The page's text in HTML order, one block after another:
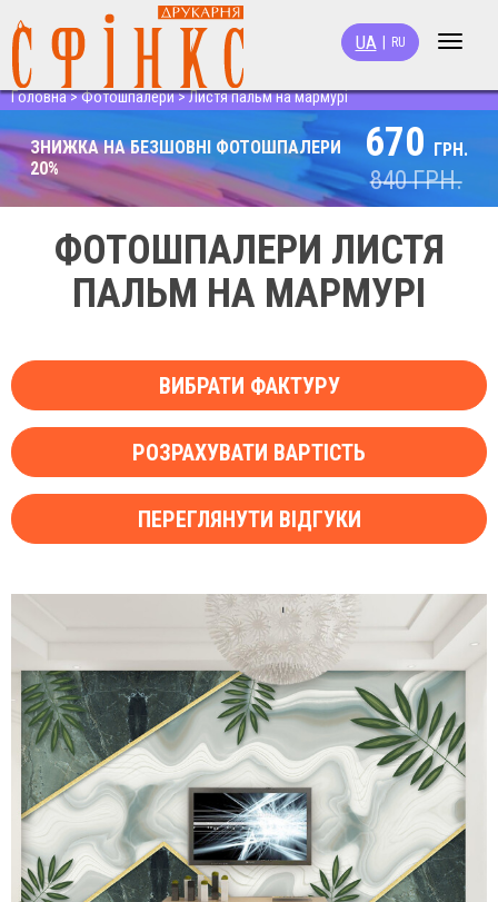
Toggle
UA RU
Головна>Фотошпалери>Листя пальм на мармурі
ЗНИЖКА НА БЕЗШОВНІ ФОТОШПАЛЕРИ
20%
670 ГРН.
840ГРН.
ФОТОШПАЛЕРИ ЛИСТЯ
ПАЛЬМ НА МАРМУРІ
ВИБРАТИ ФАКТУРУ
РОЗРАХУВАТИ ВАРТІСТЬ
ПЕРЕГЛЯНУТИ ВІДГУКИ